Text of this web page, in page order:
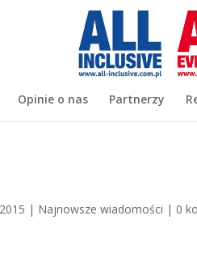
Opinie o nas Partnerzy
| Najnowsze wiadomości | 0